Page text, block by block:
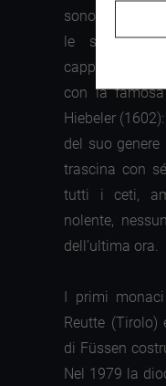
sono la
le sue
cappella
con la
Hiebeler
del suo
trascina con
tutti i ceti,
nolente,
dell’ultima ora.
I primi
Reutte
di Füssen
Nel 1979 la